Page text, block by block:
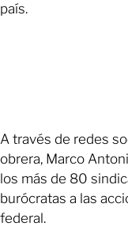
país.
A través de redes
obrera, Marco
los más de 80
burócratas a las
federal.